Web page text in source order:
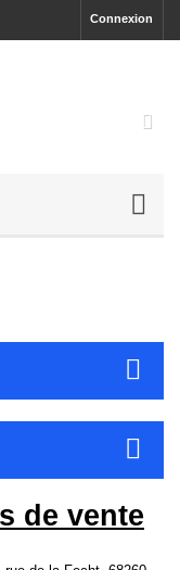
Connexion
de vente